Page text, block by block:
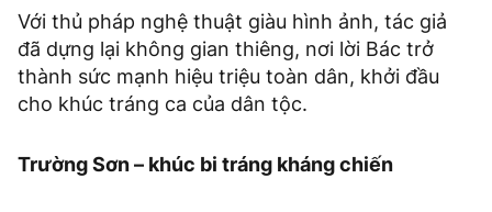
Với thủ pháp nghệ thuật giàu hình ảnh, tác giả
đã dựng lại không gian thiêng, nơi lời Bác trở
thành sức mạnh hiệu triệu toàn dân, khởi đầu
cho khúc tráng ca của dân tộc.
Trường Sơn – khúc bi tráng kháng chiến